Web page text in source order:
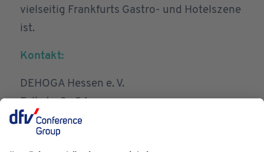
vielseitig Frankfurts Gastro- und Hotelszene
ist.
Kontakt:
DEHOGA Hessen e. V.
60487 Frankfurt am Main